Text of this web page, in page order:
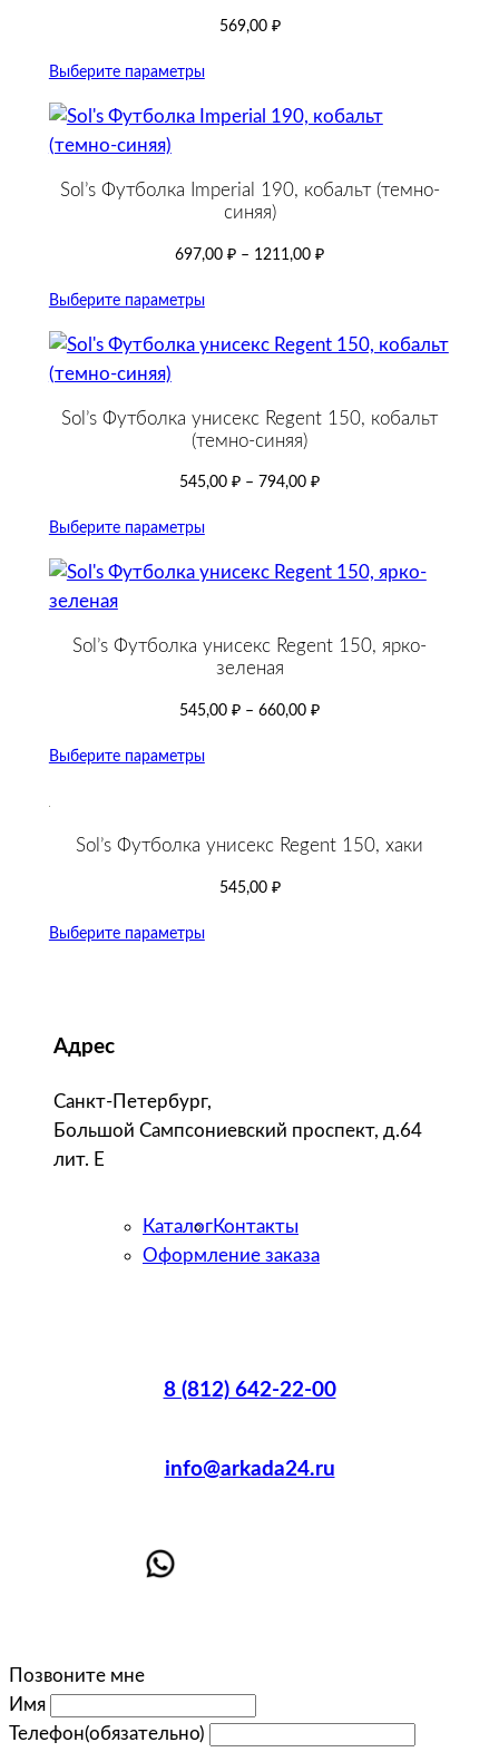
569,00 ₽
Выберите параметры
Sol’s Футболка Imperial 190, кобальт (темно-
синяя)
697,00 ₽ – 1211,00 ₽
Выберите параметры
Sol’s Футболка унисекс Regent 150, кобальт
(темно-синяя)
545,00 ₽ – 794,00 ₽
Выберите параметры
Sol’s Футболка унисекс Regent 150, ярко-
зеленая
545,00 ₽ – 660,00 ₽
Выберите параметры
Sol’s Футболка унисекс Regent 150, хаки
545,00 ₽
Выберите параметры
Адрес
Санкт-Петербург,
Большой Сампсониевский проспект, д.64
лит. Е
КаталогКонтакты
Оформление заказа
8 (812) 642-22-00
info@arkada24.ru
Позвоните мне
Имя
Телефон(обязательно)